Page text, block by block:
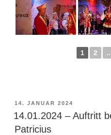
1 2
VERÖFFENTLICHT
AM
14. JANUAR 2024
14.01.2024 – Auftritt
Patricius